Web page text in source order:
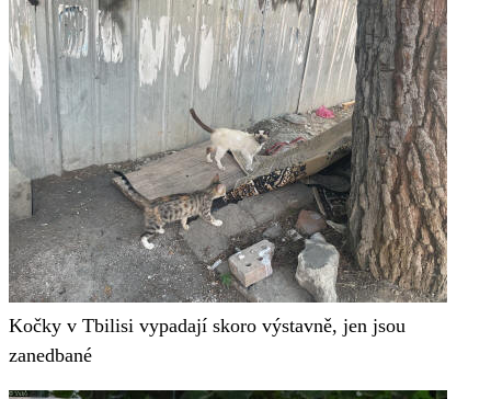
Kočky v Tbilisi vypadají skoro výstavně, jen jsou
zanedbané